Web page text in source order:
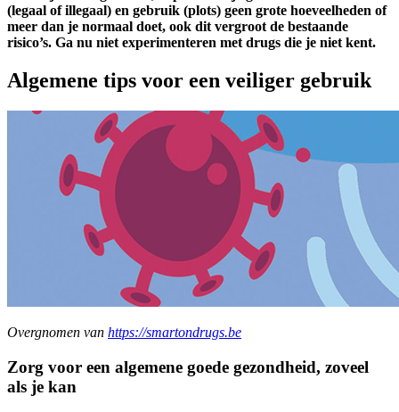
(legaal of illegaal) en gebruik (plots) geen grote hoeveelheden of
meer dan je normaal doet, ook dit vergroot de bestaande
risico’s. Ga nu niet experimenteren met drugs die je niet kent.
Algemene tips voor een veiliger gebruik
Overgnomen van https://smartondrugs.be
Zorg voor een algemene goede gezondheid, zoveel
als je kan